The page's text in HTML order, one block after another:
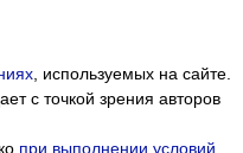
, используемых на сайте.
с точкой зрения авторов
при выполнении условий